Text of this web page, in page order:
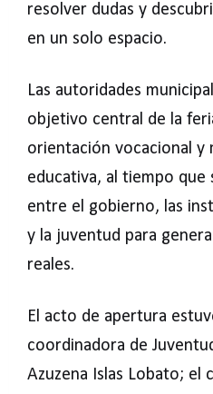
resolver dudas y
en un solo espacio.
Las autoridades
objetivo central de la
orientación vocacional y
educativa, al tiempo
entre el gobierno, las
y la juventud para
reales.
El acto de apertura
coordinadora de
Azuzena Islas Lobato; el